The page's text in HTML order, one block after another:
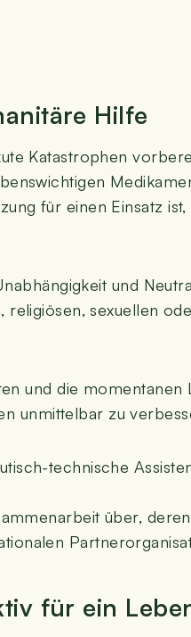
Hilfe
Kata­stro­phen
für einen Ein­satz
und
reli­giö­sen, sexu­el­len
und die momen­ta­nen
unmit­tel­bar zu
tech­ni­sche
über,
für ein